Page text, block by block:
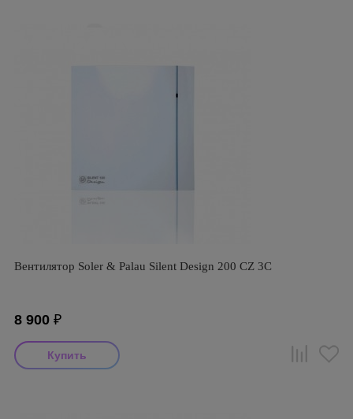
Вентилятор Soler & Palau Silent Design 200 CZ 3C
8 900 ₽